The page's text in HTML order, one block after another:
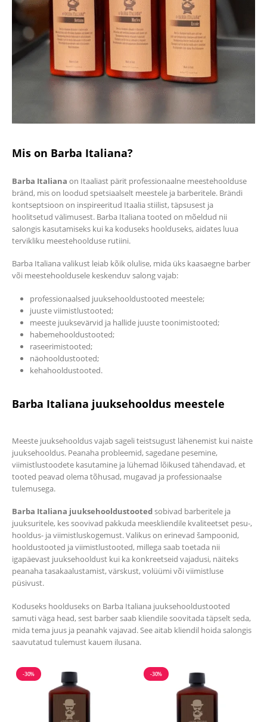
Mis on Barba Italiana?
Barba Italiana on Itaaliast pärit professionaalne meestehoolduse
bränd, mis on loodud spetsiaalselt meestele ja barberitele. Brändi
kontseptsioon on inspireeritud Itaalia stiilist, täpsusest ja
hoolitsetud välimusest. Barba Italiana tooted on mõeldud nii
salongis kasutamiseks kui ka koduseks hoolduseks, aidates luua
tervikliku meestehoolduse rutiini.
Barba Italiana valikust leiab kõik olulise, mida üks kaasaegne barber
või meestehooldusele keskenduv salong vajab:
professionaalsed juuksehooldustooted meestele;
juuste viimistlustooted;
meeste juuksevärvid ja hallide juuste toonimistooted;
habemehooldustooted;
raseerimistooted;
näohooldustooted;
kehahooldustooted.
Barba Italiana juuksehooldus meestele
Meeste juuksehooldus vajab sageli teistsugust lähenemist kui naiste
juuksehooldus. Peanaha probleemid, sagedane pesemine,
viimistlustoodete kasutamine ja lühemad lõikused tähendavad, et
tooted peavad olema tõhusad, mugavad ja professionaalse
tulemusega.
Barba Italiana juuksehooldustootedsobivad barberitele ja
juuksuritele, kes soovivad pakkuda meeskliendile kvaliteetset pesu-,
hooldus- ja viimistluskogemust. Valikus on erinevad šampoonid,
hooldustooted ja viimistlustooted, millega saab toetada nii
igapäevast juuksehooldust kui ka konkreetseid vajadusi, näiteks
peanaha tasakaalustamist, värskust, volüümi või viimistluse
püsivust.
Koduseks hoolduseks on Barba Italiana juuksehooldustooted
samuti väga head, sest barber saab kliendile soovitada täpselt seda,
mida tema juus ja peanahk vajavad. See aitab kliendil hoida salongis
saavutatud tulemust kauem ilusana.
-30% -30%